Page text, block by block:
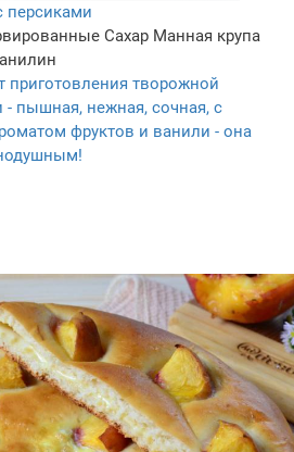
персиками
Сахар Манная крупа
приготовления творожной
- пышная, нежная, сочная, с
фруктов и ванили - она